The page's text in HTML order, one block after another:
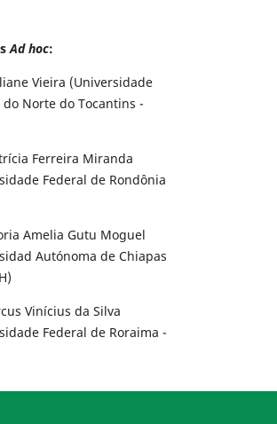
Ad hoc:
Vieira (Universidade
do Norte do Tocantins -
Ferreira Miranda
Federal de Rondônia
Amelia Gutu Moguel
Autónoma de Chiapas
Vinícius da Silva
Federal de Roraima -